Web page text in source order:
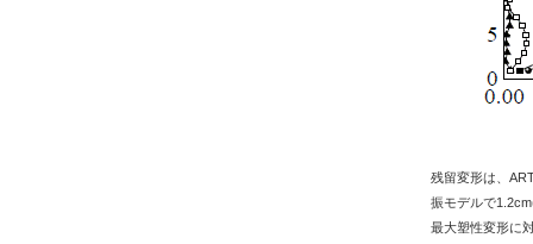
残留変形は、
振モデルで
最大塑性変形に